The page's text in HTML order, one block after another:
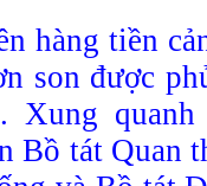
hàng tiền
son được
Xung
Bồ tát Quan